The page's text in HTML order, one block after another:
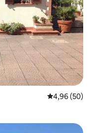
Évaluation
4,96 (50)